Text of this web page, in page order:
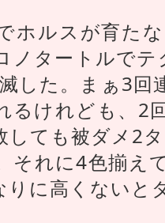
ホルスが育た
ノタートルで
した。まぁ3回
るけれども、2
しても被ダメ2
それに4色揃え
りに高くないと